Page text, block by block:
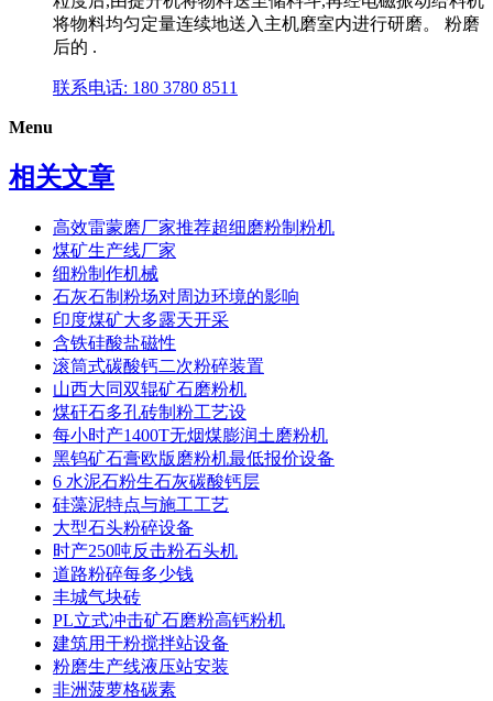
将物料均匀定量连续地送入主机磨室内进行研磨。 粉磨
后的 .
联系电话: 180 3780 8511
Menu
相关文章
高效雷蒙磨厂家推荐超细磨粉制粉机
煤矿生产线厂家
细粉制作机械
石灰石制粉场对周边环境的影响
印度煤矿大多露天开采
含铁硅酸盐磁性
滚筒式碳酸钙二次粉碎装置
山西大同双辊矿石磨粉机
煤矸石多孔砖制粉工艺设
每小时产1400T无烟煤膨润土磨粉机
黑钨矿石膏欧版磨粉机最低报价设备
6 水泥石粉生石灰碳酸钙层
硅藻泥特点与施工工艺
大型石头粉碎设备
时产250吨反击粉石头机
道路粉碎每多少钱
丰城气块砖
PL立式冲击矿石磨粉高钙粉机
建筑用干粉搅拌站设备
粉磨生产线液压站安装
非洲菠萝格碳素